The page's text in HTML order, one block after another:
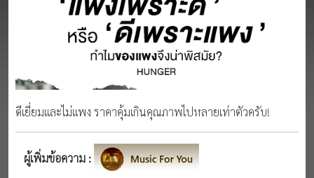
ดีเยี่ยมและไม่แพง ราคาคุ้มเกินคุณภาพไปหลายเท่าตัวครับ!
ผู้เพิ่มข้อความ :